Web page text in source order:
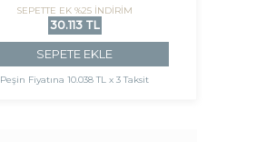
SEPETTE EK %25 İNDİRİM
30.113 TL
SEPETE EKLE
Peşin Fiyatına 10.038 TL x 3 Taksit